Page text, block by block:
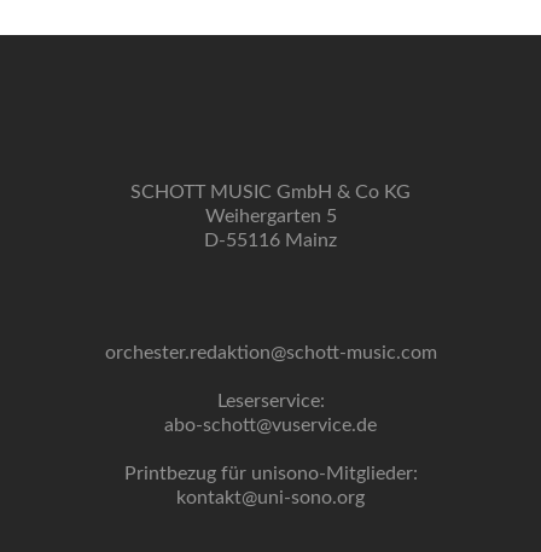
SCHOTT MUSIC GmbH & Co KG
Weihergarten 5
D-55116 Mainz
orchester.redaktion@schott-music.com
Leserservice:
abo-schott@vuservice.de
Printbezug für unisono-Mitglieder:
kontakt@uni-sono.org